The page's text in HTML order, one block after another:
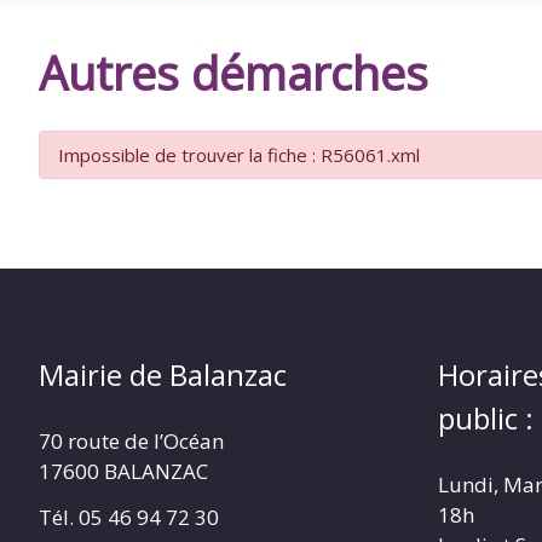
Autres démarches
Impossible de trouver la fiche : R56061.xml
Mairie de Balanzac
70 route de l’Océan
17600 BALANZAC
Tél. 05 46 94 72 30
public :
Lundi,
18h